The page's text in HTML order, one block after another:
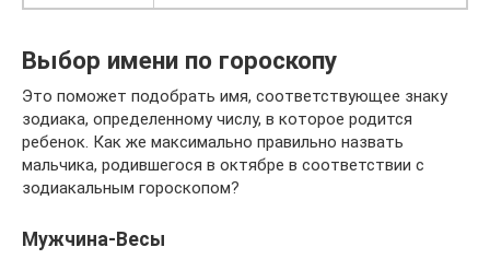
Выбор имени по гороскопу
Это поможет подобрать имя, соответствующее знаку
зодиака, определенному числу, в которое родится
ребенок. Как же максимально правильно назвать
мальчика, родившегося в октябре в соответствии с
зодиакальным гороскопом?
Мужчина-Весы